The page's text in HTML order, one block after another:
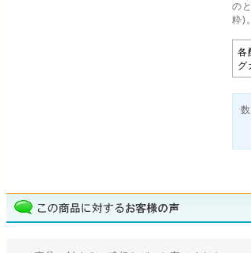
の
粋)。
各
グ
数